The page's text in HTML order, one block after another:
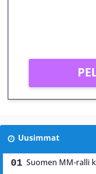
Uusimmat
Suomen MM-ralli